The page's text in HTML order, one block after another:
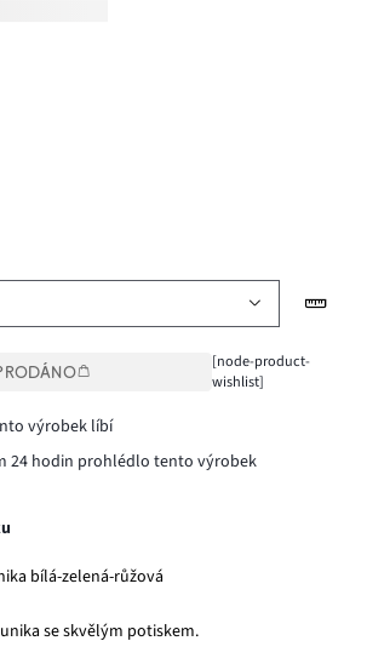
[node-product-
wishlist]
výrobek líbí
24 hodin prohlédlo tento výrobek
bílá-zelená-růžová
se skvělým potiskem.